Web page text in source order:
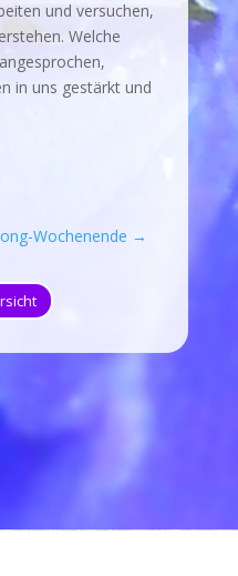
und versuchen,
Welche
in uns gestärkt und
Wochenende →